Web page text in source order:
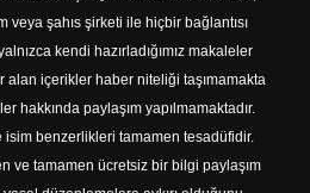
veya şahıs şirketi ile hiçbir bağlantısı
kendi hazırladığımız makaleler
alan içerikler haber niteliği taşımamakta
hakkında paylaşım yapılmamaktadır.
isim benzerlikleri tamamen tesadüfidir.
ve tamamen ücretsiz bir bilgi paylaşım